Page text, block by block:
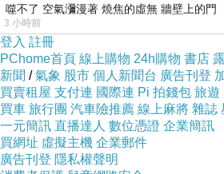
有時候，不需要太多準備，只需要
點點任性，還有對生活的渴望，就
旅程。
這次因為特價飯店的關係來到"恆春"!
上一年四季"如夏".因為早上還要練
所以練完瑜珈之後才出發.本來預計
客滿.而且我們到那邊已經1點多還需
噬不了 空氣瀰漫著 燒焦的虛無 牆壁上的門
3 小時前
登入 註冊
PChome首頁 線上購物 24h購物 書店
新聞 /氣象 股市 個人新聞台 廣告刊登
買賣租屋 支付連 國際連 Pi 拍錢包 旅遊
買車 旅行團 汽車險推薦 線上麻將 雜誌
一元簡訊 直播達人 數位憑證 企業簡訊
買網址 虛擬主機 企業郵件
廣告刊登 隱私權聲明